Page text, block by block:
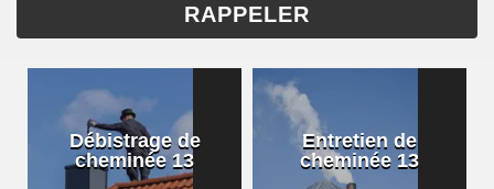
Débistrage de
cheminée 13
Entretien de
cheminée 13